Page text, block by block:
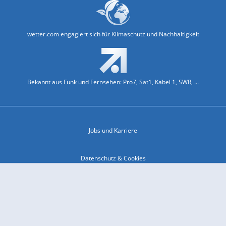
wetter.com engagiert sich für Klimaschutz und Nachhaltigkeit
Bekannt aus Funk und Fernsehen: Pro7, Sat1, Kabel 1, SWR, ...
Jobs und Karriere
Datenschutz & Cookies